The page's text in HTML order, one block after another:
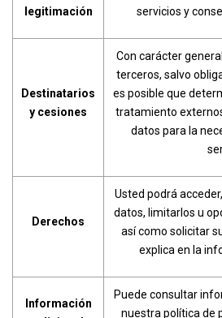
legitimación
servicios y
Destinatarios
y cesiones
Con carácter
terceros, salvo
es posible que
tratamiento
datos para la
Derechos
Usted podrá
datos, limitarlos u
así como solicitar
explica en la
Información
Puede consultar
nuestra política de